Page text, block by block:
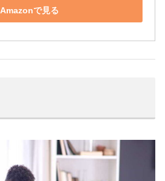
Amazonで見る